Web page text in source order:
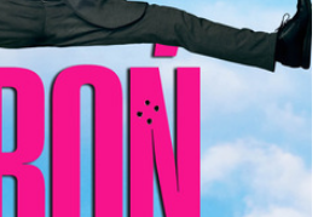
19:45